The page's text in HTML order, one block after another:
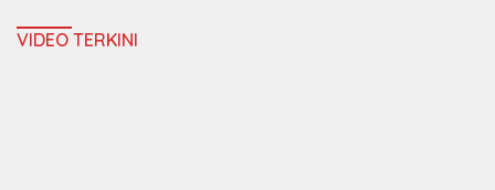
VIDEO TERKINI